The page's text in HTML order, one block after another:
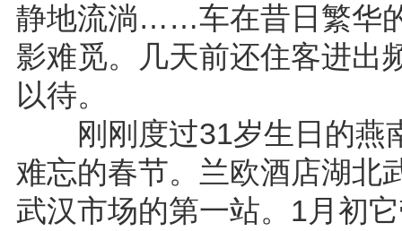
静地流淌……车在昔日繁华
影难觅。几天前还住客进出
以待。
刚刚度过31岁生日的燕
难忘的春节。兰欧酒店湖北
武汉市场的第一站。1月初